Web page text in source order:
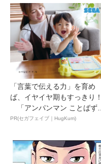
「言葉で伝える力」を育め
ば、イヤイヤ期もすっきり！
「アンパンマン ことばずか
ん...
PR(セガフェイブ｜HugKum)